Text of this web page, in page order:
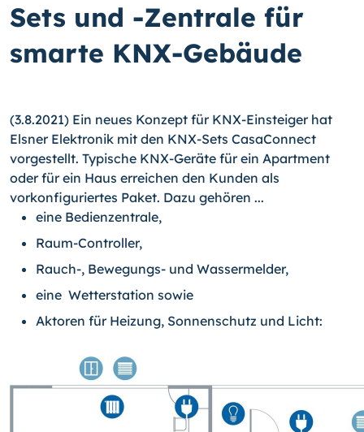
Sets und -Zentrale für
smarte KNX-Gebäude
(3.8.2021) Ein neues Konzept für KNX-Einsteiger hat
Elsner Elektronik mit den KNX-Sets CasaConnect
vorgestellt. Typische KNX-Geräte für ein Apartment
oder für ein Haus erreichen den Kunden als
vorkonfiguriertes Paket. Dazu gehören ...
eine Bedienzentrale,
Raum-Controller,
Rauch-, Bewegungs- und Wassermelder,
eine Wetterstation sowie
Aktoren für Heizung, Sonnenschutz und Licht: